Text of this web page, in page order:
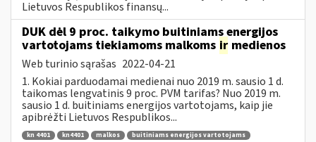
Lietuvos Respublikos finansų...
DUK dėl 9 proc. taikymo buitiniams energijos
vartotojams tiekiamoms malkoms ir medienos
Web turinio sąrašas 2022-04-21
1. Kokiai parduodamai medienai nuo 2019 m. sausio 1 d.
taikomas lengvatinis 9 proc. PVM tarifas? Nuo 2019 m.
sausio 1 d. buitiniams energijos vartotojams, kaip jie
apibrėžti Lietuvos Respublikos...
kn 4401 kn4401 malkos
buitiniams energijos vartotojams